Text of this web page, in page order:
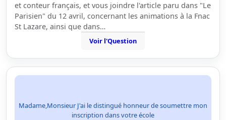
et conteur français, et vous joindre l'article paru dans "Le
Parisien" du 12 avril, concernant les animations à la Fnac
St Lazare, ainsi que dans…
Voir l'Question
Madame,Monsieur J'ai le distingué honneur de soumettre mon
inscription dans votre école